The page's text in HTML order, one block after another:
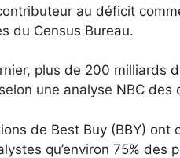
au déficit
du Census Bureau.
plus de 200 milliards
une analyse NBC
de Best Buy (BBY) ont
qu’environ 75% des